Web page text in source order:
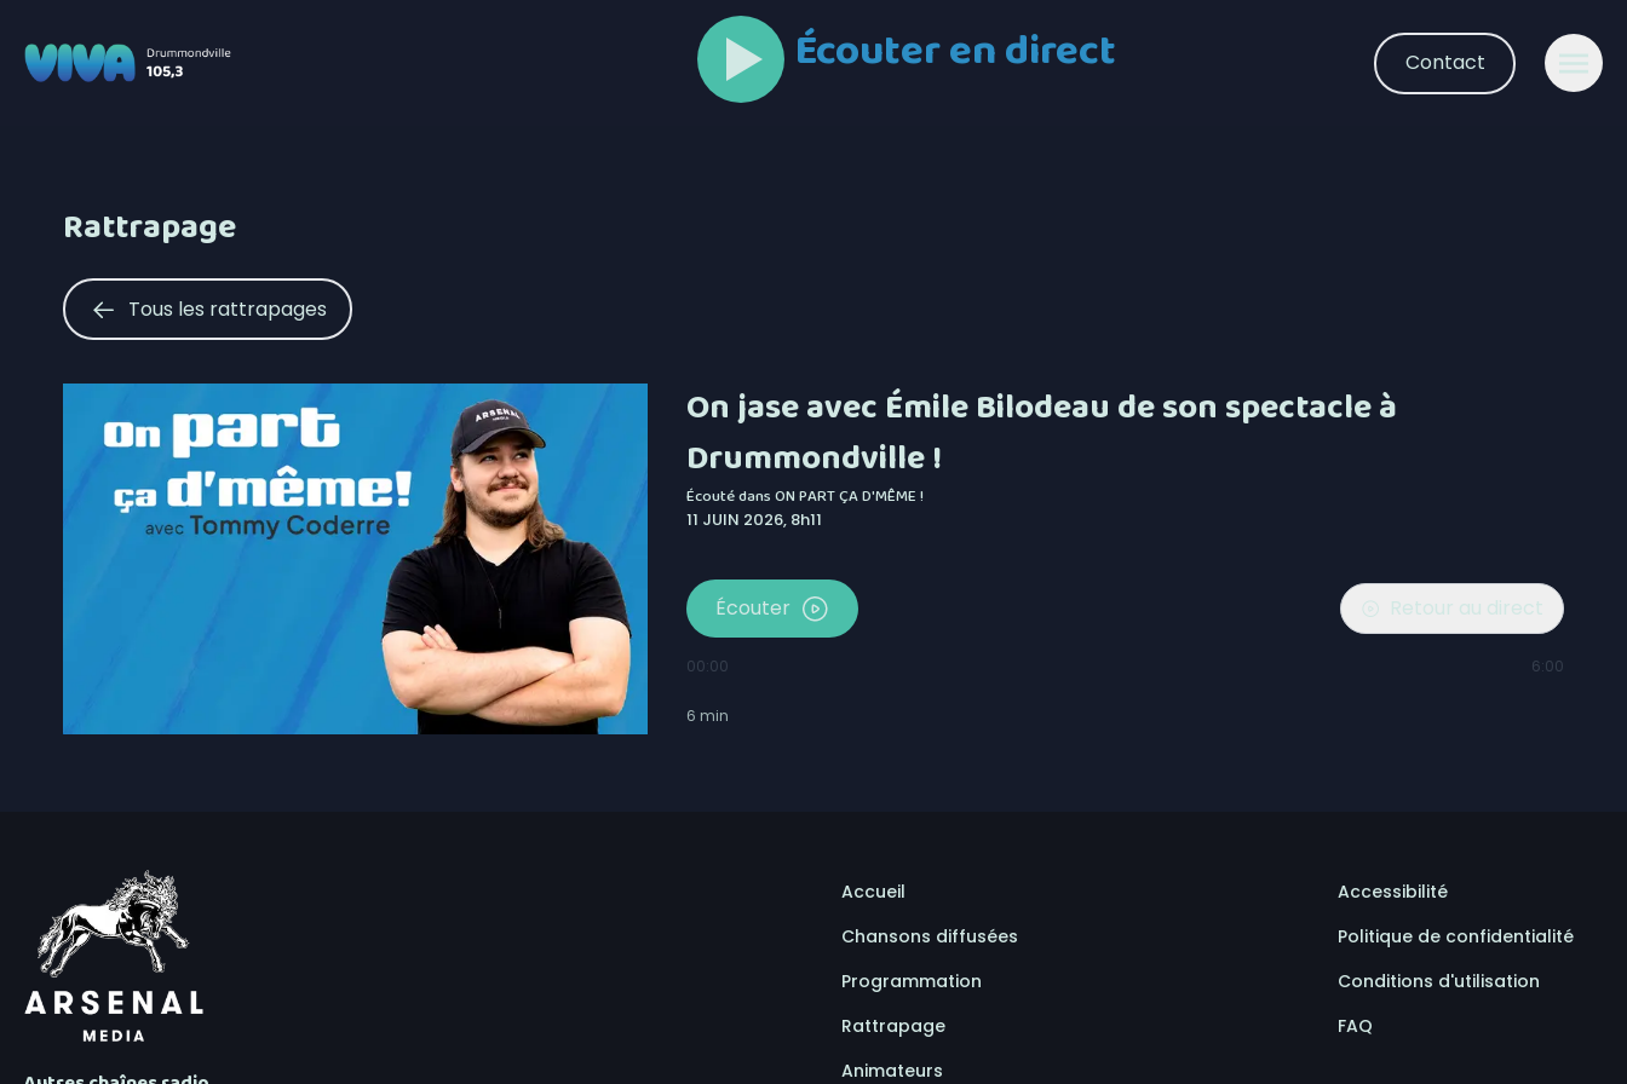
Écouter en direct Contact
Rattrapage
Tous les rattrapages
On jase avec Émile Bilodeau de son spectacle à
Drummondville !
Écouté dansON PART ÇA D'MÊME !
11 JUIN 2026, 8h11
Écouter Retour au direct
00:00 6:00
6 min
Accueil
Chansons diffusées
Programmation
Rattrapage
Animateurs
Accessibilité
Politique de confidentialité
Conditions d'utilisation
FAQ